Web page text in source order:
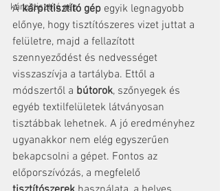
kárpittisztító gép
A kárpittisztító gép egyik legnagyobb
előnye, hogy tisztítószeres vizet juttat a
felületre, majd a fellazított
szennyeződést és nedvességet
visszaszívja a tartályba. Ettől a
módszertől a bútorok, szőnyegek és
egyéb textilfelületek látványosan
tisztábbak lehetnek. A jó eredményhez
ugyanakkor nem elég egyszerűen
bekapcsolni a gépet. Fontos az
előporszívózás, a megfelelő